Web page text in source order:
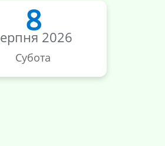
82026
Субота